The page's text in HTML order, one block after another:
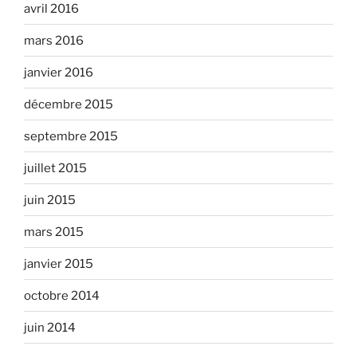
avril 2016
mars 2016
janvier 2016
décembre 2015
septembre 2015
juillet 2015
juin 2015
mars 2015
janvier 2015
octobre 2014
juin 2014